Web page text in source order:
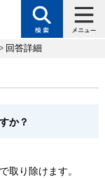
回答詳細
か？
取り除けます。